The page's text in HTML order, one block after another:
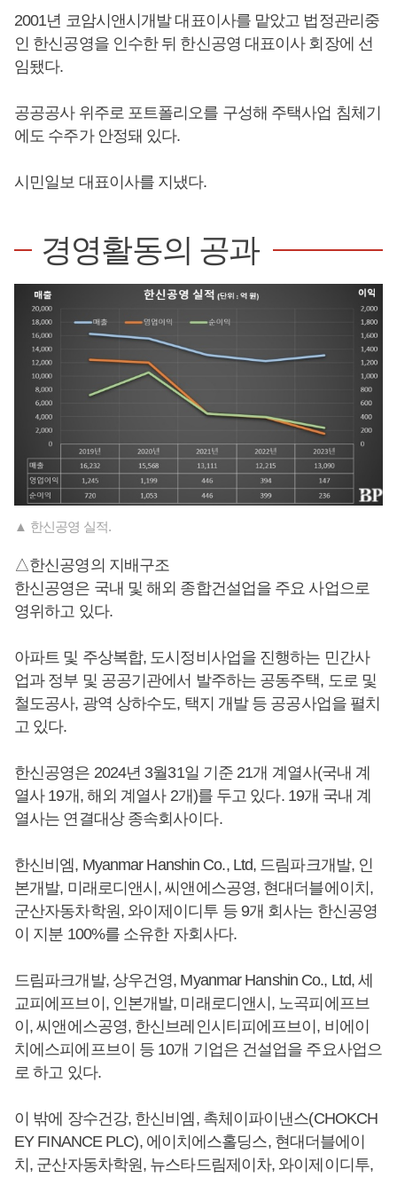
2001년 코암시앤시개발 대표이사를 맡았고 법정관리중
인 한신공영을 인수한 뒤 한신공영 대표이사 회장에 선
임됐다.
공공공사 위주로 포트폴리오를 구성해 주택사업 침체기
에도 수주가 안정돼 있다.
시민일보 대표이사를 지냈다.
경영활동의 공과
▲ 한신공영 실적.
△한신공영의 지배구조
한신공영은 국내 및 해외 종합건설업을 주요 사업으로
영위하고 있다.
아파트 및 주상복합, 도시정비사업을 진행하는 민간사
업과 정부 및 공공기관에서 발주하는 공동주택, 도로 및
철도공사, 광역 상하수도, 택지 개발 등 공공사업을 펼치
고 있다.
한신공영은 2024년 3월31일 기준 21개 계열사(국내 계
열사 19개, 해외 계열사 2개)를 두고 있다. 19개 국내 계
열사는 연결대상 종속회사이다.
한신비엠, Myanmar Hanshin Co., Ltd, 드림파크개발, 인
본개발, 미래로디앤시, 씨앤에스공영, 현대더블에이치,
군산자동차학원, 와이제이디투 등 9개 회사는 한신공영
이 지분 100%를 소유한 자회사다.
드림파크개발, 상우건영, Myanmar Hanshin Co., Ltd, 세
교피에프브이, 인본개발, 미래로디앤시, 노곡피에프브
이, 씨앤에스공영, 한신브레인시티피에프브이, 비에이
치에스피에프브이 등 10개 기업은 건설업을 주요사업으
로 하고 있다.
이 밖에 장수건강, 한신비엠, 촉체이파이낸스(CHOKCH
EY FINANCE PLC), 에이치에스홀딩스, 현대더블에이
치, 군산자동차학원, 뉴스타드림제이차, 와이제이디투,